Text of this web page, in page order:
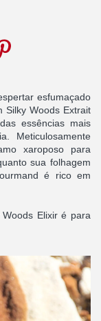
esfumaçado
Silky Woods Extrait
essências mais
Meticulosamente
xaroposo para
sua folhagem
é rico em
Elixir é para